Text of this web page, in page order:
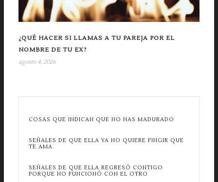
¿QUÉ HACER SI LLAMAS A TU PAREJA POR EL
NOMBRE DE TU EX?
agosto 4, 2026
COSAS QUE INDICAN QUE NO HAS MADURADO
SEÑALES DE QUE ELLA YA NO QUIERE FINGIR QUE
TE AMA
SEÑALES DE QUE ELLA REGRESÓ CONTIGO
PORQUE NO FUNCIONÓ CON EL OTRO